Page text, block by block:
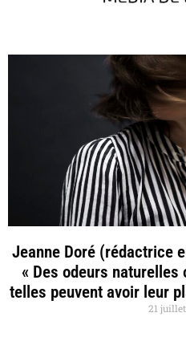
Jeanne Doré (rédactrice
« Des odeurs
telles peuvent avoir leur
21